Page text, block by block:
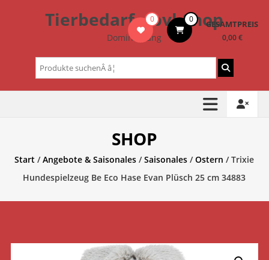
Tierbedarf – bvl-Shop
Dominik Lang
0 0 GESAMTPREIS
0,00 €
Suchen
nach:
SHOP
Start /Angebote & Saisonales /Saisonales /Ostern / Trixie
Hundespielzeug Be Eco Hase Evan Plüsch 25 cm 34883